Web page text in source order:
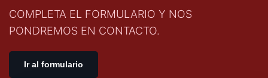
COMPLETA EL FORMULARIO Y NOS
PONDREMOS EN CONTACTO.
Ir al formulario